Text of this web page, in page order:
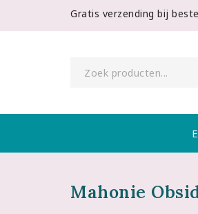
Gratis verzending bij
Mahonie